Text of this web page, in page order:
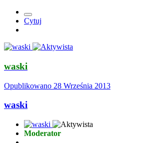
Cytuj
waski
Opublikowano 28 Września 2013
waski
Moderator